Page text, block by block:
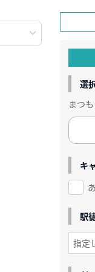
選
まつ
キ
駅